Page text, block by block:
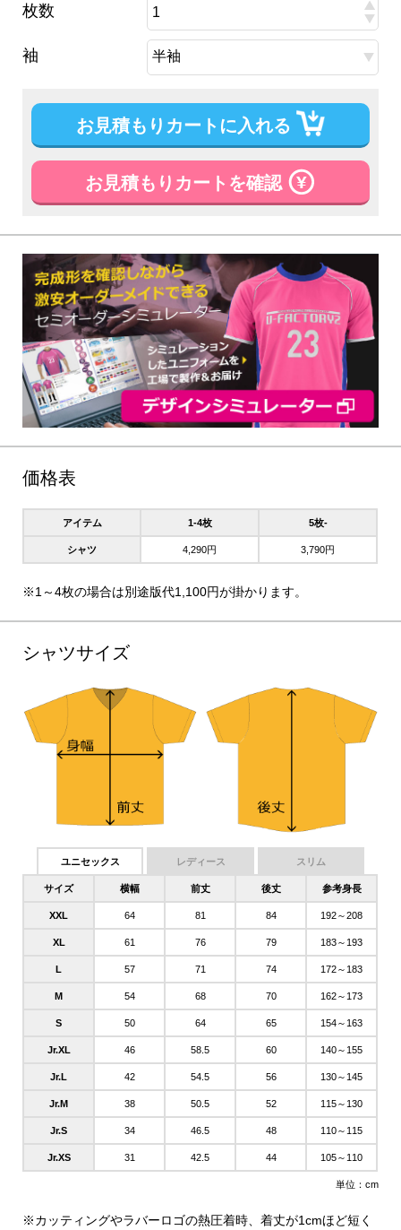
枚数
袖
お見積もりカートに入れる
お見積もりカートを確認
価格表
アイテム 1-4枚 5枚-
シャツ 4,290円 3,790円
※1～4枚の場合は別途版代1,100円が掛かります。
シャツサイズ
ユニセックス レディース スリム
サイズ 横幅 前丈 後丈 参考身長
XXL 64 81 84 192～208
XL 61 76 79 183～193
L 57 71 74 172～183
M 54 68 70 162～173
S 50 64 65 154～163
Jr.XL 46 58.5 60 140～155
Jr.L 42 54.5 56 130～145
Jr.M 38 50.5 52 115～130
Jr.S 34 46.5 48 110～115
Jr.XS 31 42.5 44 105～110
単位：cm
※カッティングやラバーロゴの熱圧着時、着丈が1cmほど短く